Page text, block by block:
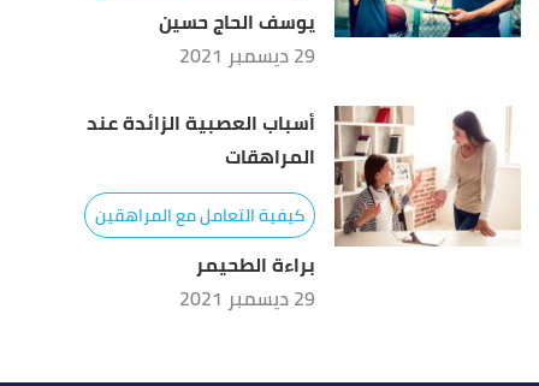
يوسف الحاج حسين
29 ديسمبر 2021
أسباب العصبية الزائدة عند
المراهقات
كيفية التعامل مع المراهقين
براءة الطحيمر
29 ديسمبر 2021